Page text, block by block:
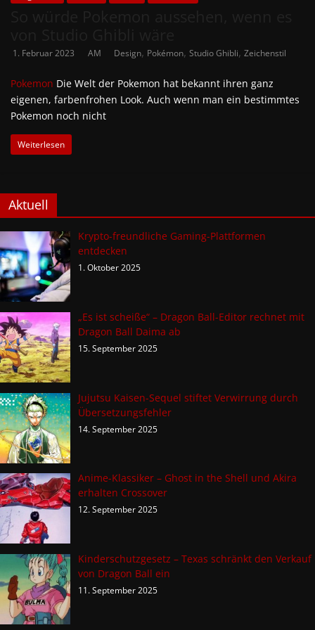
1. Februar 2023 AM Design, Pokémon, Studio Ghibli, Zeichenstil
Pokemon Die Welt der Pokemon hat bekannt ihren ganz
eigenen, farbenfrohen Look. Auch wenn man ein bestimmtes
Pokemon noch nicht
Weiterlesen
Aktuell
Krypto-freundliche Gaming-Plattformen
entdecken
1. Oktober 2025
„Es ist scheiße“ – Dragon Ball-Editor rechnet mit
Dragon Ball Daima ab
15. September 2025
Jujutsu Kaisen-Sequel stiftet Verwirrung durch
Übersetzungsfehler
14. September 2025
Anime-Klassiker – Ghost in the Shell und Akira
erhalten Crossover
12. September 2025
Kinderschutzgesetz – Texas schränkt den Verkauf
von Dragon Ball ein
11. September 2025